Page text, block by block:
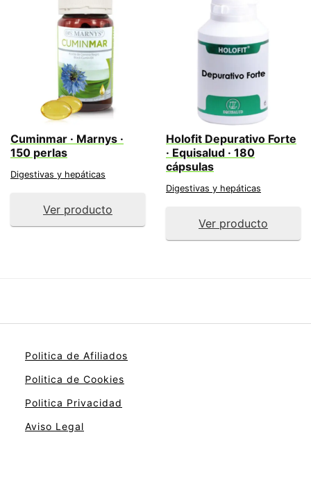
Cuminmar · Marnys ·
150 perlas
Digestivas y hepáticas
Ver producto
Holofit Depurativo Forte
· Equisalud · 180
cápsulas
Digestivas y hepáticas
Ver producto
Politica de Afiliados
Politica de Cookies
Politica Privacidad
Aviso Legal